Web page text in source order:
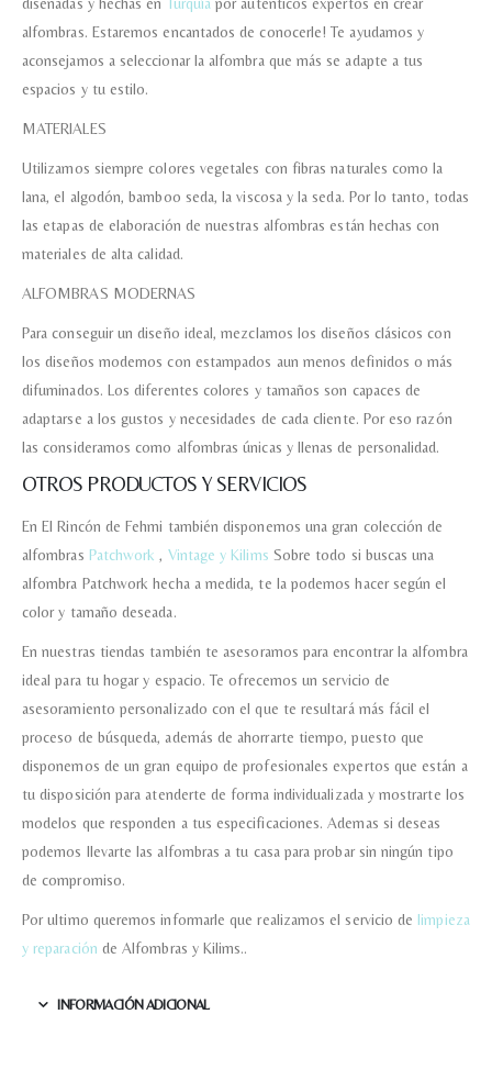
alfombras. Estaremos encantados de conocerle! Te ayudamos y
aconsejamos a seleccionar la alfombra que más se adapte a tus
espacios y tu estilo.
MATERIALES
Utilizamos siempre colores vegetales con fibras naturales como la
lana, el algodón, bamboo seda, la viscosa y la seda. Por lo tanto, todas
las etapas de elaboración de nuestras alfombras están hechas con
materiales de alta calidad.
ALFOMBRAS MODERNAS
Para conseguir un diseño ideal, mezclamos los diseños clásicos con
los diseños modernos con estampados aun menos definidos o más
difuminados. Los diferentes colores y tamaños son capaces de
adaptarse a los gustos y necesidades de cada cliente. Por eso razón
las consideramos como alfombras únicas y llenas de personalidad.
OTROS PRODUCTOS Y SERVICIOS
En El Rincón de Fehmi también disponemos una gran colección de
alfombras Patchwork , Vintage y Kilims Sobre todo si buscas una
alfombra Patchwork hecha a medida, te la podemos hacer según el
color y tamaño deseada.
En nuestras tiendas también te asesoramos para encontrar la alfombra
ideal para tu hogar y espacio. Te ofrecemos un servicio de
asesoramiento personalizado con el que te resultará más fácil el
proceso de búsqueda, además de ahorrarte tiempo, puesto que
disponemos de un gran equipo de profesionales expertos que están a
tu disposición para atenderte de forma individualizada y mostrarte los
modelos que responden a tus especificaciones. Ademas si deseas
podemos llevarte las alfombras a tu casa para probar sin ningún tipo
de compromiso.
Por ultimo queremos informarle que realizamos el servicio de limpieza
y reparación de Alfombras y Kilims..
INFORMACIÓN ADICIONAL
Tu mensaje.
Acuerdo RGPD
esta web almacene la
Recibir mi oferta